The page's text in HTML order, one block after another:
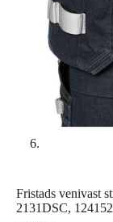
Fristads venivast
2131DSC, 124152